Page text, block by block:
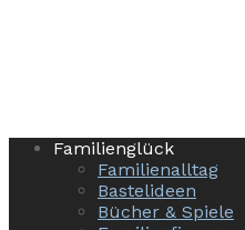
Familienglück
Familienalltag
Bastelideen
Bücher & Spiele